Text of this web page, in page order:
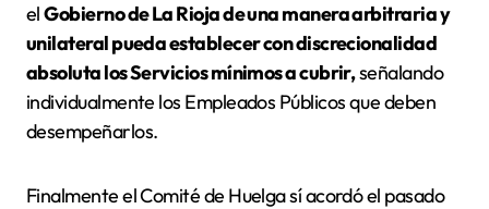
elGobierno de La Rioja de una manera arbitraria y
unilateral pueda establecer con discrecionalidad
absoluta los Servicios mínimos a cubrir,señalando
individualmente los Empleados Públicos que deben
desempeñarlos.
Finalmente el Comité de Huelga sí acordó el pasado